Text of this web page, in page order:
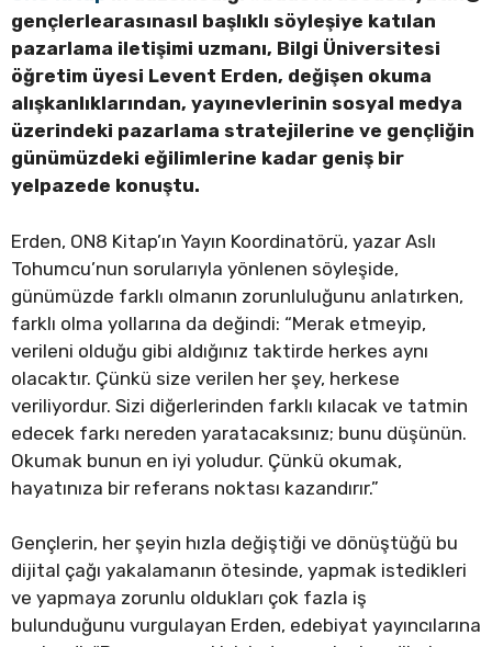
gençlerlearasınasıl başlıklı söyleşiye katılan
pazarlama iletişimi uzmanı, Bilgi Üniversitesi
öğretim üyesi Levent Erden, değişen okuma
alışkanlıklarından, yayınevlerinin sosyal medya
üzerindeki pazarlama stratejilerine ve gençliğin
günümüzdeki eğilimlerine kadar geniş bir
yelpazede konuştu.
Erden, ON8 Kitap’ın Yayın Koordinatörü, yazar Aslı
Tohumcu’nun sorularıyla yönlenen söyleşide,
günümüzde farklı olmanın zorunluluğunu anlatırken,
farklı olma yollarına da değindi: “Merak etmeyip,
verileni olduğu gibi aldığınız taktirde herkes aynı
olacaktır. Çünkü size verilen her şey, herkese
veriliyordur. Sizi diğerlerinden farklı kılacak ve tatmin
edecek farkı nereden yaratacaksınız; bunu düşünün.
Okumak bunun en iyi yoludur. Çünkü okumak,
hayatınıza bir referans noktası kazandırır.”
Gençlerin, her şeyin hızla değiştiği ve dönüştüğü bu
dijital çağı yakalamanın ötesinde, yapmak istedikleri
ve yapmaya zorunlu oldukları çok fazla iş
bulunduğunu vurgulayan Erden, edebiyat yayıncılarına